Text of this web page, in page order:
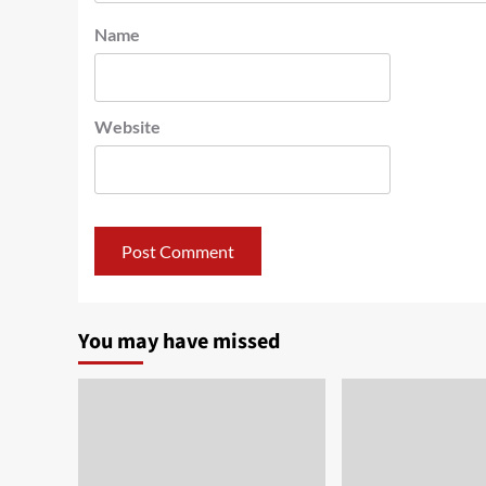
Name
Website
You may have missed